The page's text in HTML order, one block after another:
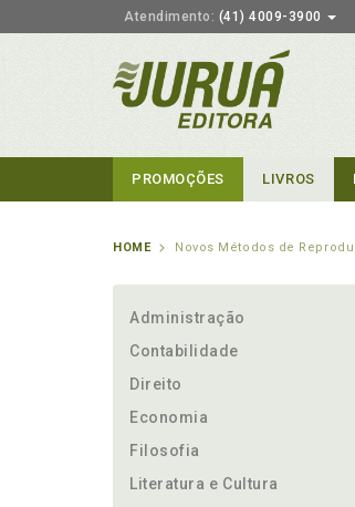
Atendimento: (41) 4009-3900
PROMOÇÕES LIVROS
HOME Novos Métodos de
Administração
Contabilidade
Direito
Economia
Filosofia
Literatura e Cultura